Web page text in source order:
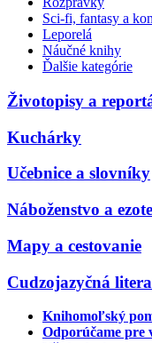
Sci-fi, fantasy a
Leporelá
Náučné knihy
Ďalšie kategórie
Životopisy a
Kuchárky
Učebnice a slovníky
Náboženstvo a
Mapy a cestovanie
Cudzojazyčná
Knihomoľský
Odporúčame pre